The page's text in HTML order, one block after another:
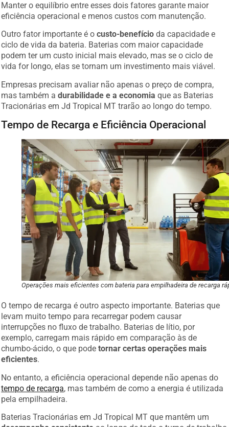
Manter o equilíbrio entre esses dois fatores garante maior
eficiência operacional e menos custos com manutenção.
Outro fator importante é ocusto-benefício da capacidade e
ciclo de vida da bateria. Baterias com maior capacidade
podem ter um custo inicial mais elevado, mas se o ciclo de
vida for longo, elas se tornam um investimento mais viável.
Empresas precisam avaliar não apenas o preço de compra,
mas também adurabilidade e a economia que as Baterias
Tracionárias em Jd Tropical MT trarão ao longo do tempo.
Tempo de Recarga e Eficiência Operacional
Operações mais eficientes com bateria para empilhadeira de recarga
O tempo de recarga é outro aspecto importante. Baterias que
levam muito tempo para recarregar podem causar
interrupções no fluxo de trabalho. Baterias de lítio, por
exemplo, carregam mais rápido em comparação às de
chumbo-ácido, o que podetornar certas operações mais
eficientes.
No entanto, a eficiência operacional depende não apenas do
tempo de recarga, mas também de como a energia é utilizada
pela empilhadeira.
Baterias Tracionárias em Jd Tropical MT que mantêm um